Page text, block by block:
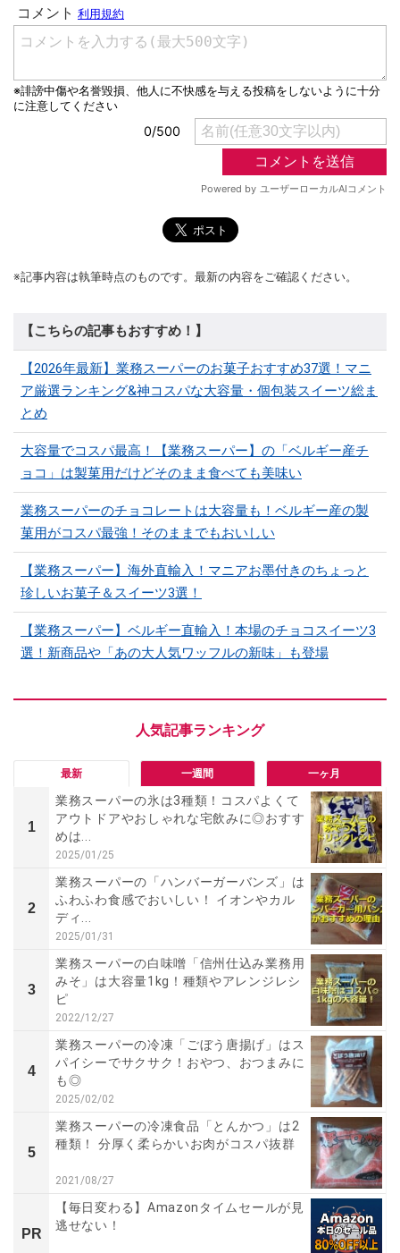
※記事内容は執筆時点のものです。最新の内容をご確認ください。
【こちらの記事もおすすめ！】
【2026年最新】業務スーパーのお菓子おすすめ37選！マニ
ア厳選ランキング&神コスパな大容量・個包装スイーツ総ま
とめ
大容量でコスパ最高！【業務スーパー】の「ベルギー産チ
ョコ」は製菓用だけどそのまま食べても美味い
業務スーパーのチョコレートは大容量も！ベルギー産の製
菓用がコスパ最強！そのままでもおいしい
【業務スーパー】海外直輸入！マニアお墨付きのちょっと
珍しいお菓子＆スイーツ3選！
【業務スーパー】ベルギー直輸入！本場のチョコスイーツ3
選！新商品や「あの大人気ワッフルの新味」も登場
最新 一週間 一ヶ月
1
業務スーパーの氷は3種類！コスパよくて
アウトドアやおしゃれな宅飲みに◎おすす
めは...
2025/01/25
2
業務スーパーの「ハンバーガーバンズ」は
ふわふわ食感でおいしい！ イオンやカル
ディ...
2025/01/31
3
業務スーパーの白味噌「信州仕込み業務用
みそ」は大容量1kg！種類やアレンジレシ
ピ
2022/12/27
4
業務スーパーの冷凍「ごぼう唐揚げ」はス
パイシーでサクサク！おやつ、おつまみに
も◎
2025/02/02
5
業務スーパーの冷凍食品「とんかつ」は2
種類！ 分厚く柔らかいお肉がコスパ抜群
2021/08/27
PR
【毎日変わる】Amazonタイムセールが見
逃せない！